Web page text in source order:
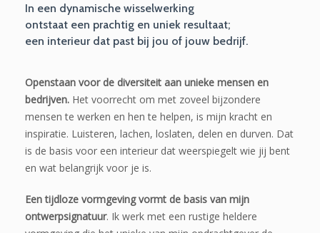
In een dynamische wisselwerking
ontstaat een prachtig en uniek resultaat;
een interieur dat past bij jou of jouw bedrijf.
Openstaan voor de diversiteit aan unieke mensen en
bedrijven. Het voorrecht om met zoveel bijzondere
mensen te werken en hen te helpen, is mijn kracht en
inspiratie. Luisteren, lachen, loslaten, delen en durven. Dat
is de basis voor een interieur dat weerspiegelt wie jij bent
en wat belangrijk voor je is.
Een tijdloze vormgeving vormt de basis van mijn
ontwerpsignatuur. Ik werk met een rustige heldere